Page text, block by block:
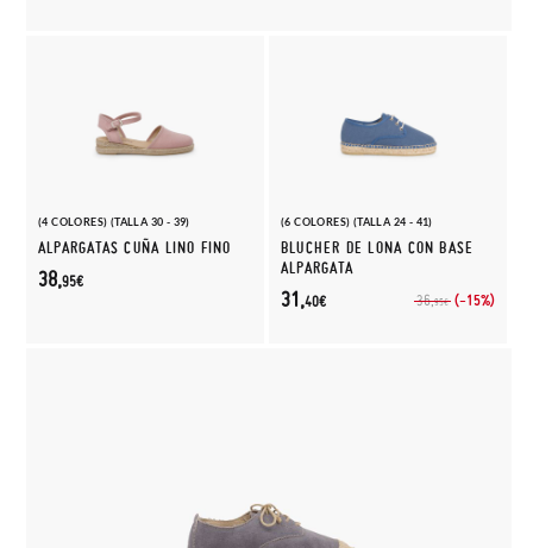
(4 COLORES) (TALLA 30 - 39)
ALPARGATAS CUÑA LINO FINO
38,95€
(6 COLORES) (TALLA 24 - 41)
BLUCHER DE LONA CON BASE
ALPARGATA
36,95€ (-15%)
31,40€